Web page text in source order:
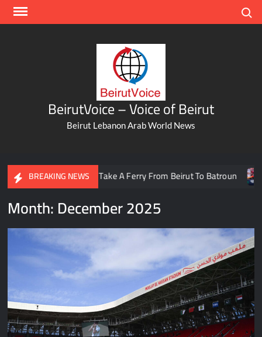
Skip
BeirutVoice – Voice of Beirut
Beirut Lebanon Arab World News
BREAKING NEWS
And Take A Ferry From Beirut To Batroun Meet The
Month:December 2025